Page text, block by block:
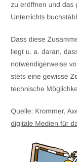
zu eröffnen und das
Unterrichts
Dass diese
liegt u. a. daran,
notwendigerweise
stets eine gewisse
technische
Quelle: Krommer,
digitale Medien für